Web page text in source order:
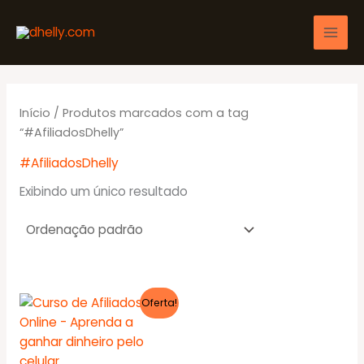
para
conteúdo
Início / Produtos marcados com a tag
“#AfiliadosDhelly”
#AfiliadosDhelly
Exibindo um único resultado
Oferta!